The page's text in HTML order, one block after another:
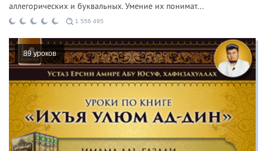
аллегорических и буквальных. Умение их понимат...
1 556 495
89 уроков